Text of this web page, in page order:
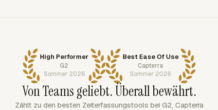
High Performer
G2
Sommer 2026
Best Ease Of Use
Capterra
Sommer 2026
Von Teams geliebt. Überall bewährt.
Zählt zu den besten Zeiterfassungstools bei G2, Capterra